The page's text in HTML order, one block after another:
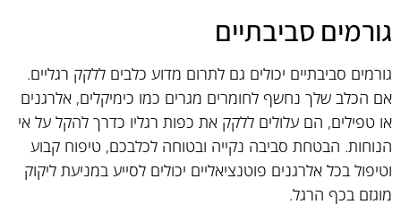
גורמים סביבתיים
גורמים סביבתיים יכולים גם לתרום מדוע כלבים ללקק רגליים.
אם הכלב שלך נחשף לחומרים מגרים כמו כימיקלים, אלרגנים
או טפילים, הם עלולים ללקק את כפות רגליו כדרך להקל על אי
הנוחות. הבטחת סביבה נקייה ובטוחה לכלבכם, טיפוח קבוע
וטיפול בכל אלרגנים פוטנציאליים יכולים לסייע במניעת ליקוק
מוגזם בכף הרגל.